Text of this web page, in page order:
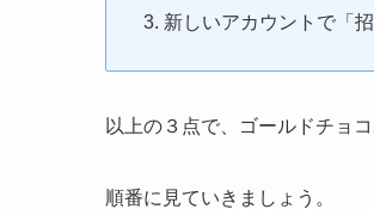
新しいアカウントで「
以上の３点で、ゴールドチョ
順番に見ていきましょう。